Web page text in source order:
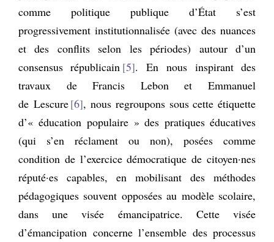
comme politique publique d’État s’est
progressivement institutionnalisée (avec des nuances
et des conflits selon les périodes) autour d’un
consensus républicain 5 . En nous inspirant des
travaux de Francis Lebon et Emmanuel
de Lescure 6 , nous regroupons sous cette étiquette
d’« éducation populaire » des pratiques éducatives
(qui s’en réclament ou non), posées comme
condition de l’exercice démocratique de citoyen·nes
réputé·es capables, en mobilisant des méthodes
pédagogiques souvent opposées au modèle scolaire,
dans une visée émancipatrice. Cette visée
d’émancipation concerne l’ensemble des processus